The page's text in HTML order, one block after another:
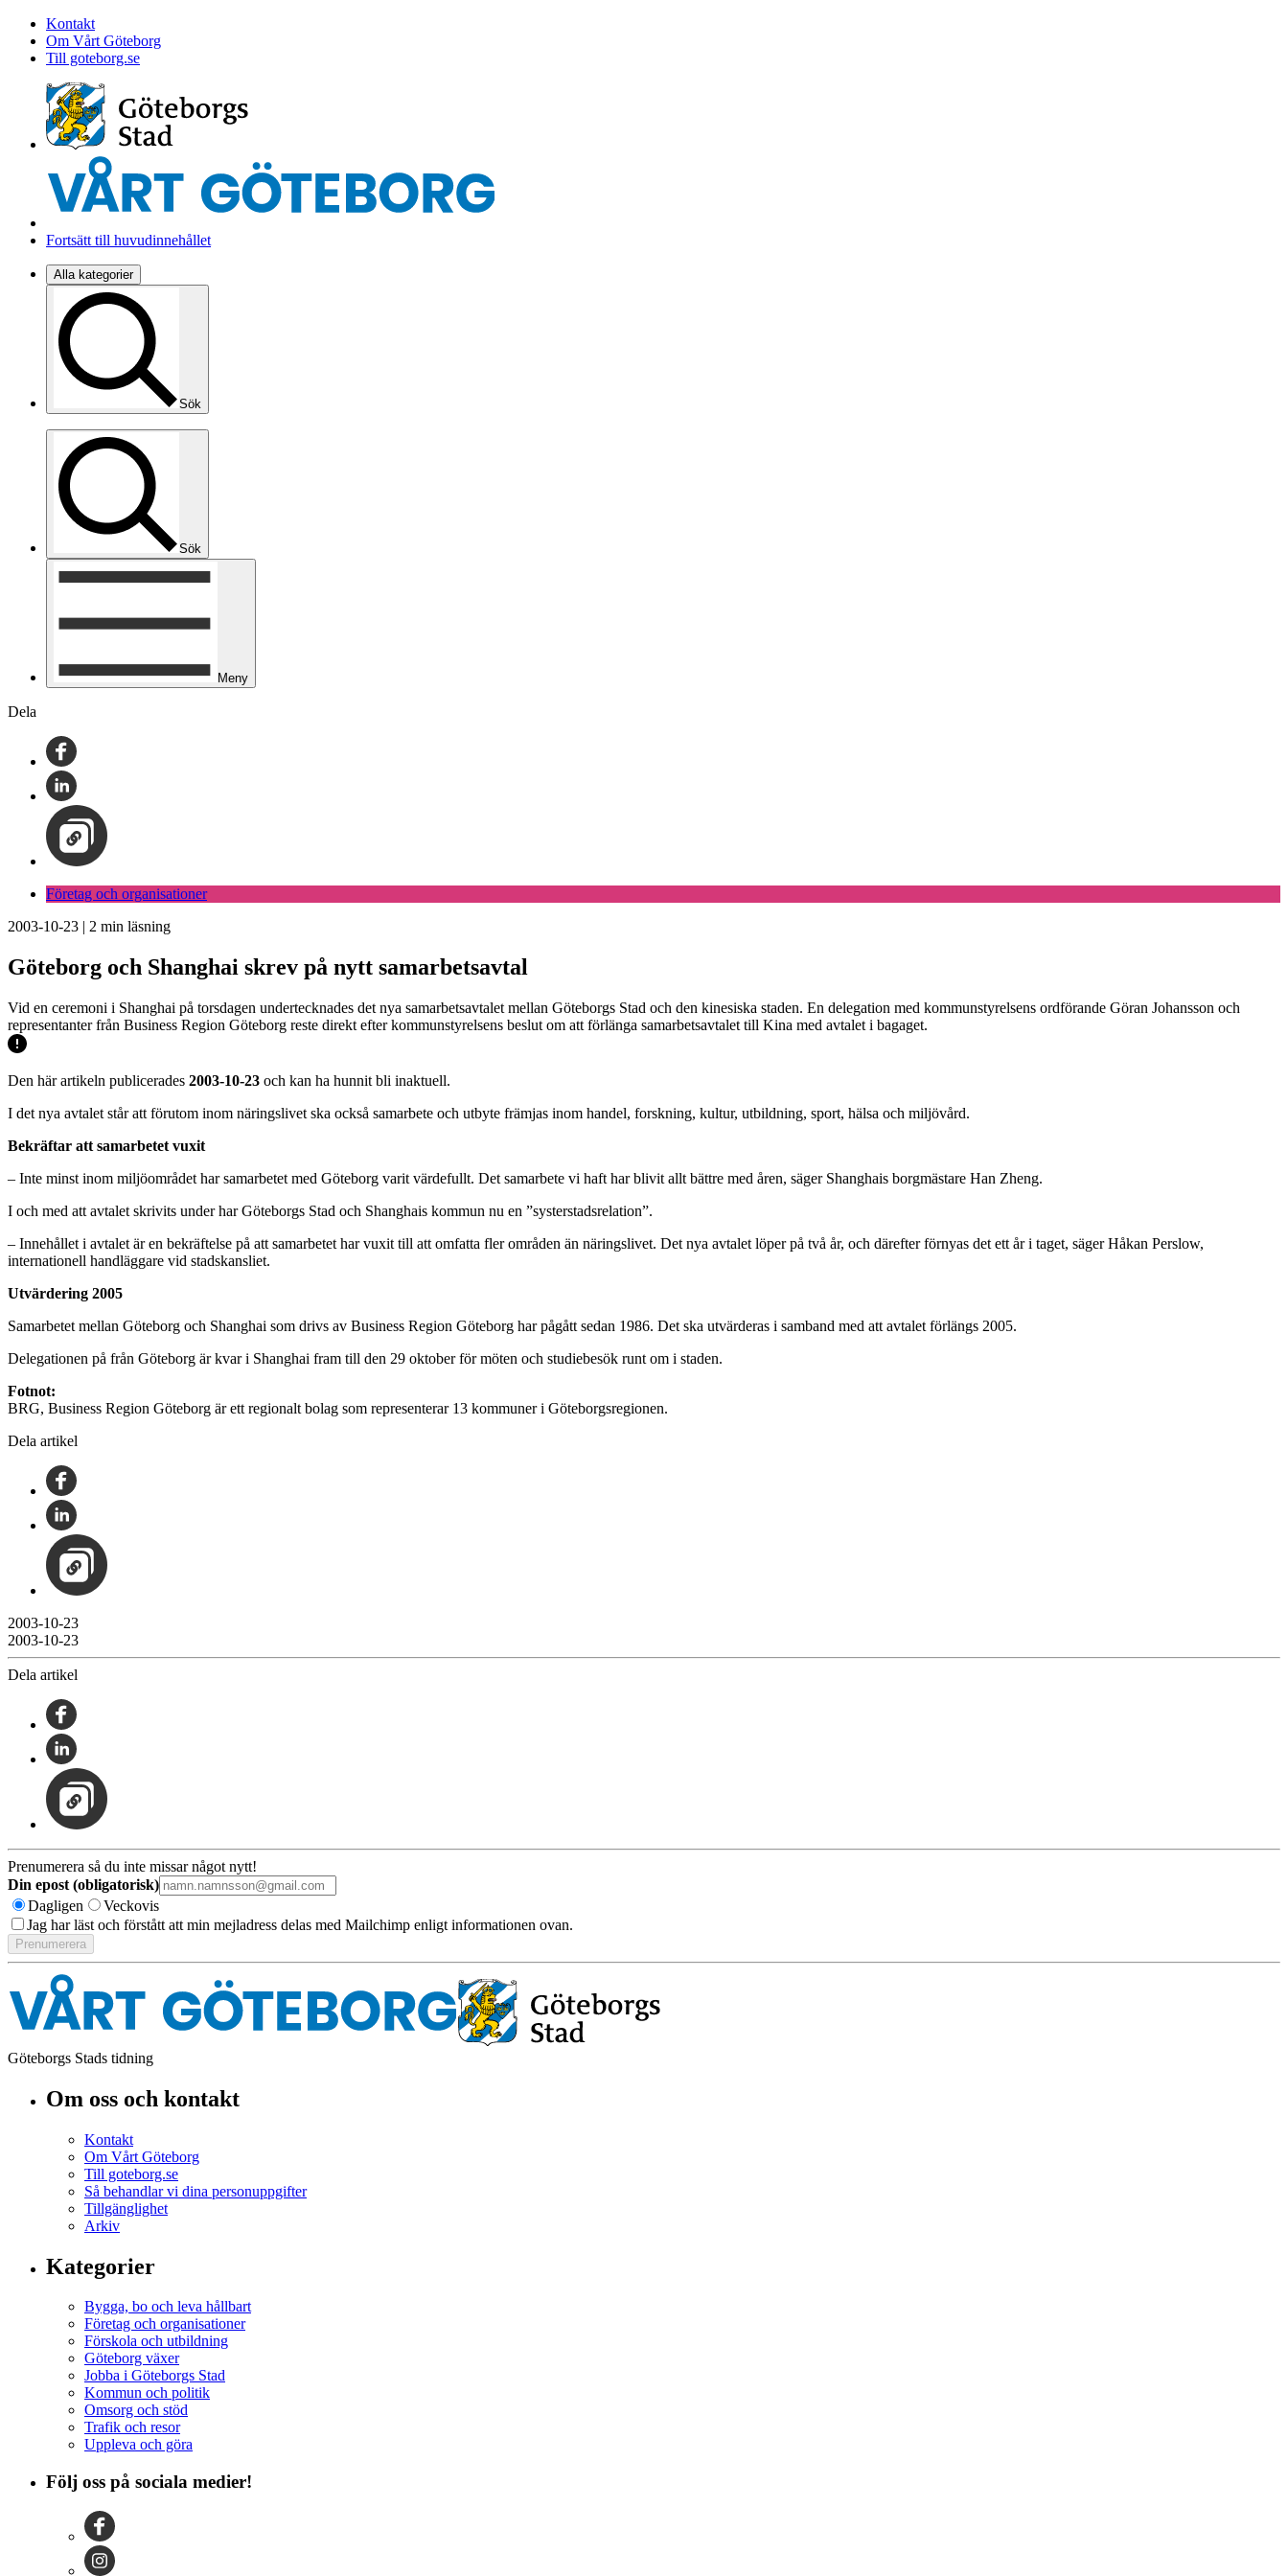
Kontakt
Om Vårt Göteborg
Till goteborg.se
Fortsätt till huvudinnehållet
Alla kategorier
Sök
Sök
Meny
Dela
Företag och organisationer
2003-10-23 | 2 min läsning
Göteborg och Shanghai skrev på nytt samarbetsavtal
Vid en ceremoni i Shanghai på torsdagen undertecknades det nya samarbetsavtalet mellan Göteborgs Stad och den kinesiska staden. En delegation med kommunstyrelsens ordförande Göran Johansson och
representanter från Business Region Göteborg reste direkt efter kommunstyrelsens beslut om att förlänga samarbetsavtalet till Kina med avtalet i bagaget.
Den här artikeln publicerades 2003-10-23 och kan ha hunnit bli inaktuell.
I det nya avtalet står att förutom inom näringslivet ska också samarbete och utbyte främjas inom handel, forskning, kultur, utbildning, sport, hälsa och miljövård.
Bekräftar att samarbetet vuxit
– Inte minst inom miljöområdet har samarbetet med Göteborg varit värdefullt. Det samarbete vi haft har blivit allt bättre med åren, säger Shanghais borgmästare Han Zheng.
I och med att avtalet skrivits under har Göteborgs Stad och Shanghais kommun nu en ”systerstadsrelation”.
– Innehållet i avtalet är en bekräftelse på att samarbetet har vuxit till att omfatta fler områden än näringslivet. Det nya avtalet löper på två år, och därefter förnyas det ett år i taget, säger Håkan Perslow,
internationell handläggare vid stadskansliet.
Utvärdering 2005
Samarbetet mellan Göteborg och Shanghai som drivs av Business Region Göteborg har pågått sedan 1986. Det ska utvärderas i samband med att avtalet förlängs 2005.
Delegationen på från Göteborg är kvar i Shanghai fram till den 29 oktober för möten och studiebesök runt om i staden.
Fotnot:
BRG, Business Region Göteborg är ett regionalt bolag som representerar 13 kommuner i Göteborgsregionen.
Dela artikel
2003-10-23
2003-10-23
Dela artikel
Prenumerera så du inte missar något nytt!
Din epost (obligatorisk)
Dagligen
Veckovis
Jag har läst och förstått att min mejladress delas med Mailchimp enligt informationen ovan.
Göteborgs Stads tidning
Om oss och kontakt
Kontakt
Om Vårt Göteborg
Till goteborg.se
Så behandlar vi dina personuppgifter
Tillgänglighet
Arkiv
Kategorier
Bygga, bo och leva hållbart
Företag och organisationer
Förskola och utbildning
Göteborg växer
Jobba i Göteborgs Stad
Kommun och politik
Omsorg och stöd
Trafik och resor
Uppleva och göra
Följ oss på sociala medier!